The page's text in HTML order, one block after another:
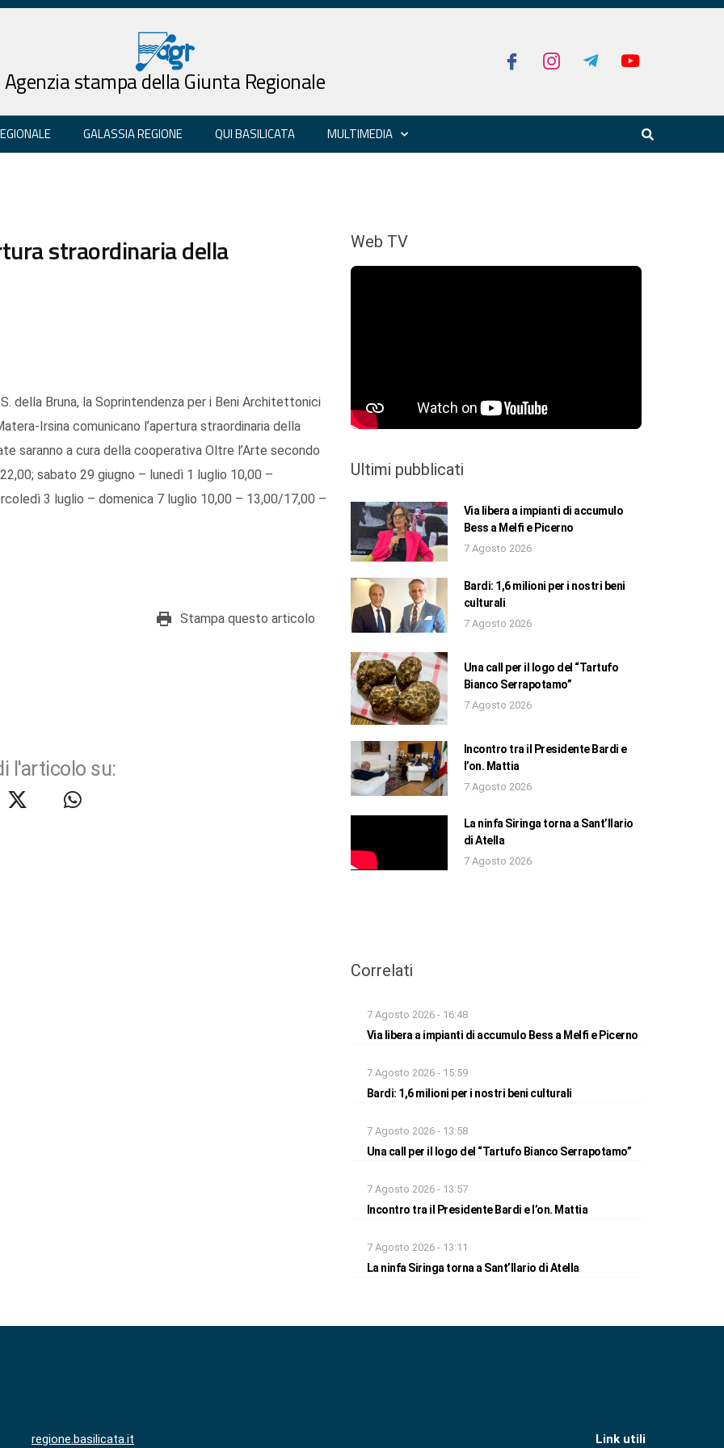
Agenzia stampa della Giunta Regionale
GALASSIA REGIONE QUI BASILICATA MULTIMEDIA
straordinaria della
della Bruna, la Soprintendenza per i Beni Architettonici
Irsina comunicano l’apertura straordinaria della
saranno a cura della cooperativa Oltre l’Arte secondo
sabato 29 giugno – lunedì 1 luglio 10,00 –
3 luglio – domenica 7 luglio 10,00 – 13,00/17,00 –
Stampa questo articolo
l'articolo su:
Web TV
Ultimi pubblicati
Via libera a impianti di accumulo
Bess a Melfi e Picerno
7 Agosto 2026
Bardi: 1,6 milioni per i nostri beni
culturali
7 Agosto 2026
Una call per il logo del “Tartufo
Bianco Serrapotamo”
7 Agosto 2026
Incontro tra il Presidente Bardi e
l’on. Mattia
7 Agosto 2026
La ninfa Siringa torna a Sant’Ilario
di Atella
7 Agosto 2026
Correlati
7 Agosto 2026 - 16:48
Via libera a impianti di accumulo Bess a Melfi e Picerno
7 Agosto 2026 - 15:59
Bardi: 1,6 milioni per i nostri beni culturali
7 Agosto 2026 - 13:58
Una call per il logo del “Tartufo Bianco Serrapotamo”
7 Agosto 2026 - 13:57
Incontro tra il Presidente Bardi e l’on. Mattia
7 Agosto 2026 - 13:11
La ninfa Siringa torna a Sant’Ilario di Atella
regione.basilicata.it Link utili